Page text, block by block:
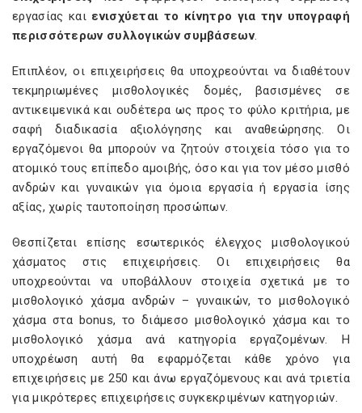
εργασίας και ενισχύεται το κίνητρο για την υπογραφή
περισσότερων συλλογικών συμβάσεων.
Επιπλέον, οι επιχειρήσεις θα υποχρεούνται να διαθέτουν
τεκμηριωμένες μισθολογικές δομές, βασισμένες σε
αντικειμενικά και ουδέτερα ως προς το φύλο κριτήρια, με
σαφή διαδικασία αξιολόγησης και αναθεώρησης. Οι
εργαζόμενοι θα μπορούν να ζητούν στοιχεία τόσο για το
ατομικό τους επίπεδο αμοιβής, όσο και για τον μέσο μισθό
ανδρών και γυναικών για όμοια εργασία ή εργασία ίσης
αξίας, χωρίς ταυτοποίηση προσώπων.
Θεσπίζεται επίσης εσωτερικός έλεγχος μισθολογικού
χάσματος στις επιχειρήσεις. Οι επιχειρήσεις θα
υποχρεούνται να υποβάλλουν στοιχεία σχετικά με το
μισθολογικό χάσμα ανδρών – γυναικών, το μισθολογικό
χάσμα στα bonus, το διάμεσο μισθολογικό χάσμα και το
μισθολογικό χάσμα ανά κατηγορία εργαζομένων. Η
υποχρέωση αυτή θα εφαρμόζεται κάθε χρόνο για
επιχειρήσεις με 250 και άνω εργαζόμενους και ανά τριετία
για μικρότερες επιχειρήσεις συγκεκριμένων κατηγοριών.